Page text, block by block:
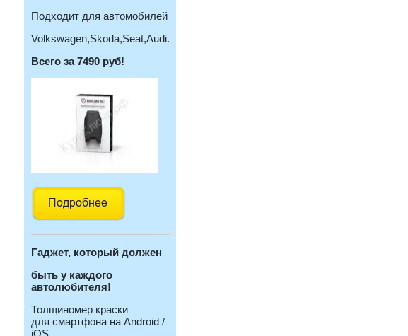
Подходит для автомобилей
Volkswagen,Skoda,Seat,Audi.
Всего за 7490 руб!
Гаджет, который должен
быть у каждого
автолюбителя!
Толщиномер краски
для смартфона на Android /
iOS